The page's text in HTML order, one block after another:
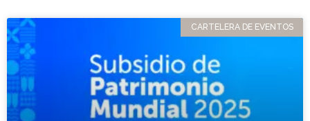
CARTELERA DE EVENTOS